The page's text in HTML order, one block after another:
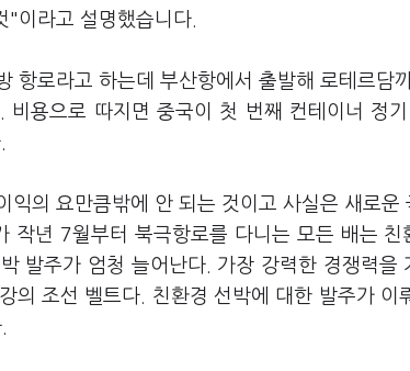
"이라고 설명했습니다.
항로라고 하는데 부산항에서 출발해 로테르담
용으로 따지면 중국이 첫 번째 컨테이너 정
의 요만큼밖에 안 되는 것이고 사실은 새로운
작년 7월부터 북극항로를 다니는 모든 배는 친
발주가 엄청 늘어난다. 가장 강력한 경쟁력을
의 조선 벨트다. 친환경 선박에 대한 발주가 이